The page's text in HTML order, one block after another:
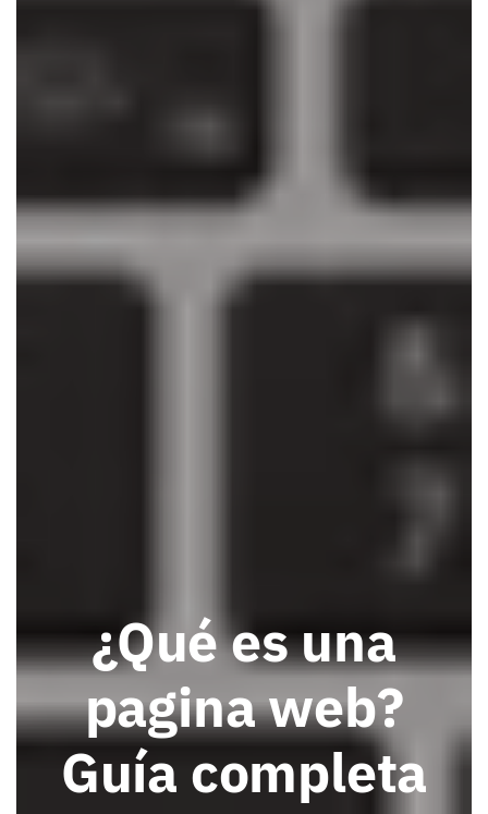
¿Qué es una
pagina web?
Guía completa